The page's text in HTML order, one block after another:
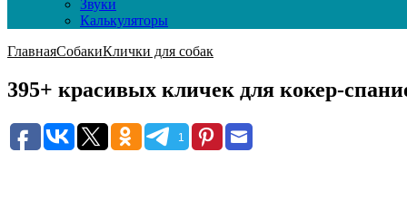
Звуки
Калькуляторы
ГлавнаяСобакиКлички для собак
395+ красивых кличек для кокер-
1